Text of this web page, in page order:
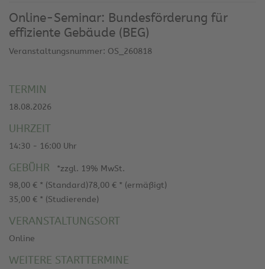
Online-Seminar: Bundesförderung für
effiziente Gebäude (BEG)
Veranstaltungsnummer: OS_260818
TERMIN
18.08.2026
UHRZEIT
14:30 - 16:00 Uhr
GEBÜHR
*zzgl. 19% MwSt.
98,00 € * (Standard)78,00 € * (ermäßigt)
35,00 € * (Studierende)
VERANSTALTUNGSORT
Online
WEITERE STARTTERMINE